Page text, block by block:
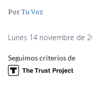
PorTu Voz
Lunes 14 noviembre de
Seguimos criterios de